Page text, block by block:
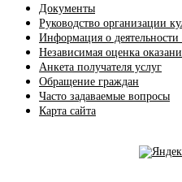
Документы
Руководство организации
Информация о деятельности
Независимая оценка
Анкета получателя услуг
Обращение граждан
Часто задаваемые вопросы
Карта сайта